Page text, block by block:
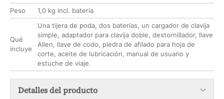
Peso 1,0 kg incl. batería
Qué
incluye
Una tijera de poda, dos baterías, un cargador de clavija
simple, adaptador para clavija doble, destornillador, llave
Allen, llave de codo, piedra de afilado para hoja de
corte, aceite de lubricación, manual de usuario y
estuche de viaje.
Detalles del producto